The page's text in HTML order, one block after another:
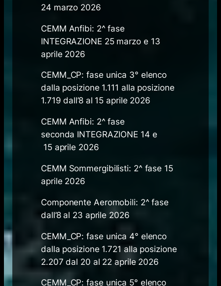
24 marzo 2026
CEMM Anfibi: 2^ fase
INTEGRAZIONE 25 marzo e​ 13
aprile 2026
CEMM_CP: fase unica 3° elenco
dalla posizione 1.111 alla posizione
1.719 dall’8 al 15 aprile ​2026
CEMM Anfibi: 2^ fase
seconda INTEGRAZIONE 14 e​
15 aprile 2026
CEMM Sommergibilisti: 2^ fase 15
aprile 2026
Componente Aeromobili: 2^ fase
dall’8 al 23 aprile 2026
CEMM_CP: fase unica 4° elenco
dalla posizione 1.721 alla posizione
2.207 dal 20 al 22​ aprile ​2026
CEMM_CP: fase unica 5° elenco